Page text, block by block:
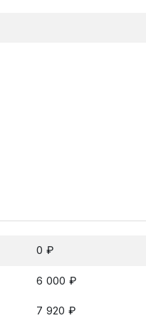
0 ₽
6 000 ₽
7 920 ₽